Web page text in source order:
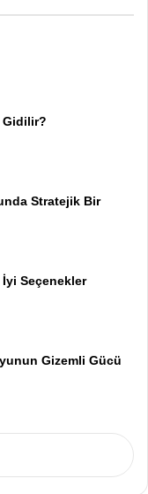
Gidilir?
Stratejik Bir
Seçenekler
Gizemli Gücü